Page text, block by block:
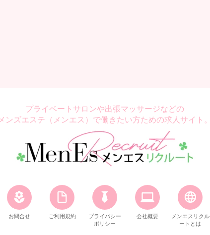
プライベートサロンや出張マッサージなどの
メンズエステ（メンエス）で働きたい方ための求人サイト。
お問合せ ご利用規約
プライバシー
ポリシー
会社概要
メンエスリクル
ートとは